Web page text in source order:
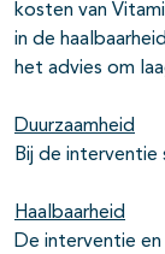
kosten van
in de
het advies om
Duurzaamheid
Bij de interventie
Haalbaarheid
De interventie